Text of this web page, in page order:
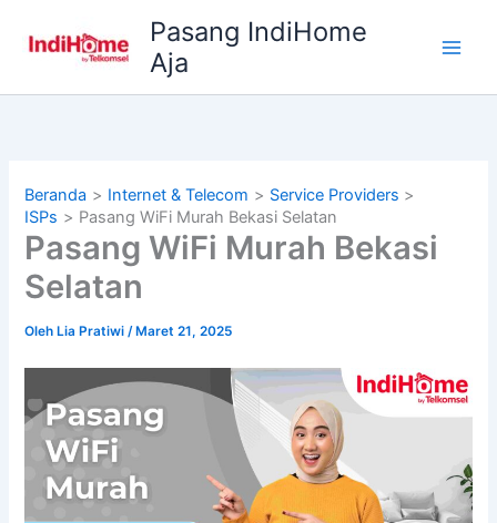
Pasang IndiHome
Aja
Beranda Internet & Telecom
Service Providers
ISPs
Pasang WiFi Murah Bekasi Selatan
Pasang WiFi Murah Bekasi
Selatan
Oleh Lia Pratiwi/ Maret 21, 2025